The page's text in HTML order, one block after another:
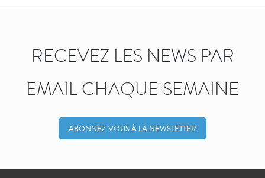
RECEVEZ LES NEWS PAR
EMAIL CHAQUE SEMAINE
ABONNEZ-VOUS À LA NEWSLETTER